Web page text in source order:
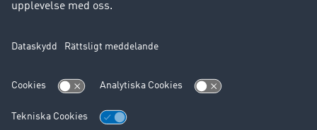
Företagsinformation
Användarvillkor